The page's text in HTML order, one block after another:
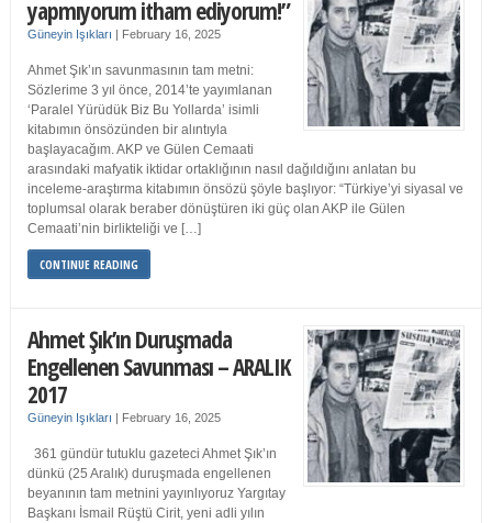
yapmıyorum itham ediyorum!”
Güneyin Işıkları | February 16, 2025
Ahmet Şık’ın savunmasının tam metni:
Sözlerime 3 yıl önce, 2014’te yayımlanan
‘Paralel Yürüdük Biz Bu Yollarda’ isimli
kitabımın önsözünden bir alıntıyla
başlayacağım. AKP ve Gülen Cemaati
arasındaki mafyatik iktidar ortaklığının nasıl dağıldığını anlatan bu
inceleme-araştırma kitabımın önsözü şöyle başlıyor: “Türkiye’yi siyasal ve
toplumsal olarak beraber dönüştüren iki güç olan AKP ile Gülen
Cemaati’nin birlikteliği ve […]
CONTINUE READING
Ahmet Şık’ın Duruşmada
Engellenen Savunması – ARALIK
2017
Güneyin Işıkları | February 16, 2025
361 gündür tutuklu gazeteci Ahmet Şık’ın
dünkü (25 Aralık) duruşmada engellenen
beyanının tam metnini yayınlıyoruz Yargıtay
Başkanı İsmail Rüştü Cirit, yeni adli yılın